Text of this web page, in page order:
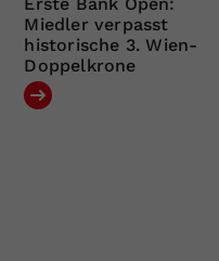
Miedler verpasst
historische 3. Wien-
Doppelkrone